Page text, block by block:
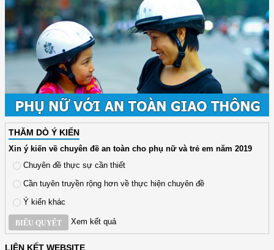
THĂM DÒ Ý KIẾN
Xin ý kiến về chuyên đề an toàn cho phụ nữ và trẻ em năm 2019
Chuyên đề thực sự cần thiết
Cần tuyên truyền rộng hơn về thực hiện chuyên đề
Ý kiến khác
BIỂU QUYẾT Xem kết quả
LIÊN KẾT WEBSITE